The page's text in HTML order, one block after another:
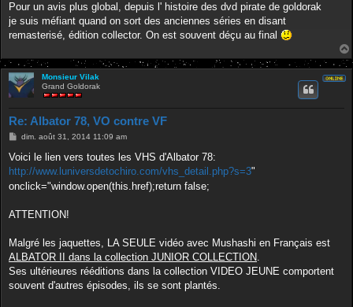
Pour un avis plus global, depuis l' histoire des dvd pirate de goldorak
je suis méfiant quand on sort des anciennes séries en disant
remasterisé, édition collector. On est souvent déçu au final
Monsieur Vilak
Grand Goldorak
Re: Albator 78, VO contre VF
M
s
a
g
e
dim. août 31, 2014 11:09 am
Voici le lien vers toutes les VHS d'Albator 78:
http://www.luniversdetochiro.com/vhs_detail.php?s=3"
onclick="window.open(this.href);return false;
ATTENTION!
Malgré les jaquettes, LA SEULE vidéo avec Mushashi en Français est
ALBATOR II dans la collection JUNIOR COLLECTION
Ses ultérieures rééditions dans la collection VIDEO JEUNE comportent
souvent d'autres épisodes, ils se sont plantés.